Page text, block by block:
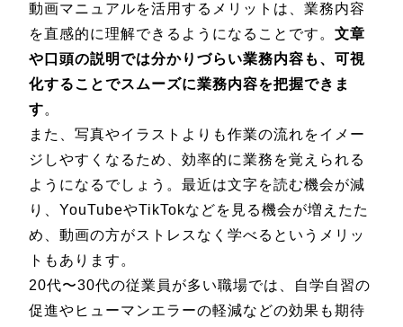
動画マニュアルを活用するメリットは、業務内容
を直感的に理解できるようになることです。 文章
や口頭の説明では分かりづらい業務内容も、可視
化することでスムーズに業務内容を把握できま
す。
また、写真やイラストよりも作業の流れをイメー
ジしやすくなるため、効率的に業務を覚えられる
ようになるでしょう。最近は文字を読む機会が減
り、YouTubeやTikTokなどを見る機会が増えたた
め、動画の方がストレスなく学べるというメリッ
トもあります。
20代〜30代の従業員が多い職場では、自学自習の
促進やヒューマンエラーの軽減などの効果も期待